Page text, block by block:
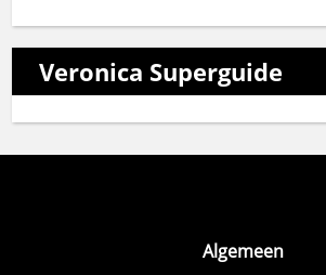
Veronica Superguide
Algemeen